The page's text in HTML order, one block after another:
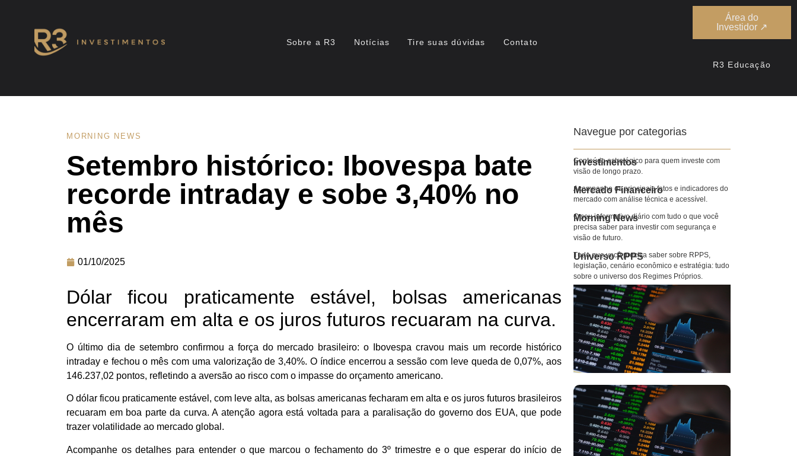
Sobre a R3 Notícias Tire suas dúvidas Contato
Área do
Investidor ↗
R3 Educação
MORNING NEWS
Setembro histórico: Ibovespa bate
recorde intraday e sobe 3,40% no
mês
01/10/2025
Dólar ficou praticamente estável, bolsas americanas
encerraram em alta e os juros futuros recuaram na curva.
O último dia de setembro confirmou a força do mercado brasileiro: o Ibovespa cravou mais um recorde histórico
intraday e fechou o mês com uma valorização de 3,40%. O índice encerrou a sessão com leve queda de 0,07%, aos
146.237,02 pontos, refletindo a aversão ao risco com o impasse do orçamento americano.
O dólar ficou praticamente estável, com leve alta, as bolsas americanas fecharam em alta e os juros futuros brasileiros
recuaram em boa parte da curva. A atenção agora está voltada para a paralisação do governo dos EUA, que pode
trazer volatilidade ao mercado global.
Acompanhe os detalhes para entender o que marcou o fechamento do 3º trimestre e o que esperar do início de
Navegue por categorias
Investimentos
Conteúdo estratégico para quem investe com
visão de longo prazo.
Mercado Financeiro
Acompanhe os principais fatos e indicadores do
mercado com análise técnica e acessível.
Morning News
O seu informativo diário com tudo o que você
precisa saber para investir com segurança e
visão de futuro.
Universo RPPS
Tudo que você precisa saber sobre RPPS,
legislação, cenário econômico e estratégia: tudo
sobre o universo dos Regimes Próprios.